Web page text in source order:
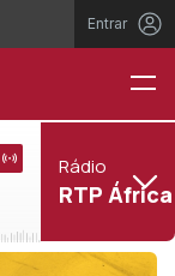
Entrar
Rádio
RTP África